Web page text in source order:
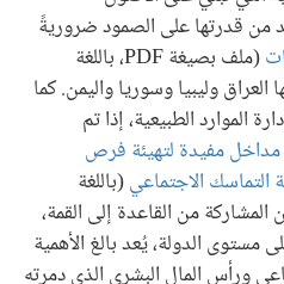
من قدرتها على الصمود ضروريةً
(ملف بصيغة PDF، باللغة
العراق وليبيا وسوريا واليمن. كما
الموارد الطبيعية، إذا تم
مداخل مفيدة لتهيئة فرص
التماسك الاجتماعي(باللغة
المشاركة من القاعدة إلى القمة،
مستوى الدولة، يُعد بالغ الأهمية
ورأس المال البشري الذي دمرته